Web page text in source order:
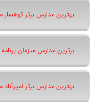
بهترین مدارس برتر کوهسار
برترین مدارس سازمان برنامه
بهترین مدارس برتر امیرآباد